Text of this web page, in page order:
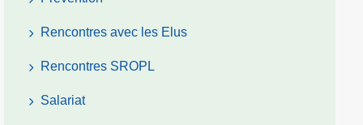
Rencontres avec les Elus
Rencontres SROPL
Salariat